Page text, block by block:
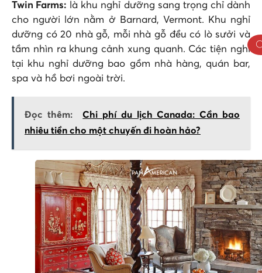
Twin Farms: là khu nghỉ dưỡng sang trọng chỉ dành
cho người lớn nằm ở Barnard, Vermont. Khu nghỉ
dưỡng có 20 nhà gỗ, mỗi nhà gỗ đều có lò sưởi và
tầm nhìn ra khung cảnh xung quanh. Các tiện nghi
tại khu nghỉ dưỡng bao gồm nhà hàng, quán bar,
spa và hồ bơi ngoài trời.
Đọc thêm:
Chi phí du lịch Canada: Cần bao
nhiêu tiền cho một chuyến đi hoàn hảo?